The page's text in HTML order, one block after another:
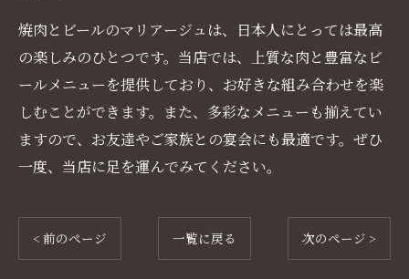
焼肉とビールのマリアージュは、日本人にとっては最高
の楽しみのひとつです。当店では、上質な肉と豊富なビ
ールメニューを提供しており、お好きな組み合わせを楽
しむことができます。また、多彩なメニューも揃えてい
ますので、お友達やご家族との宴会にも最適です。ぜひ
一度、当店に足を運んでみてください。
< 前のページ 一覧に戻る 次のページ >